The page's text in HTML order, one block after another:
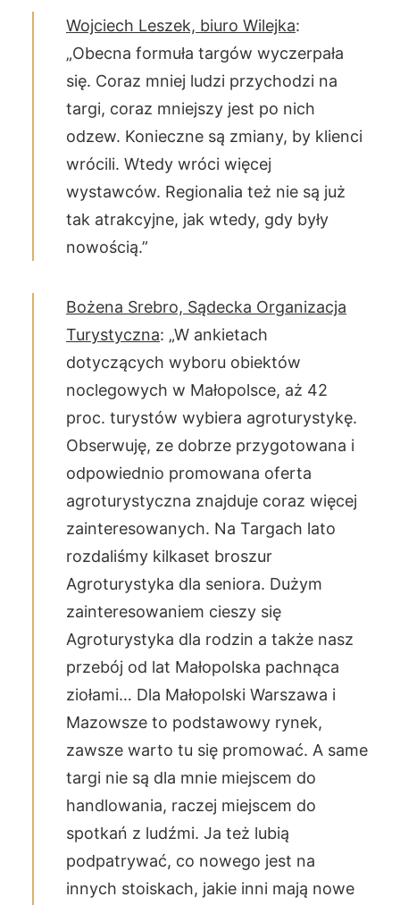
Wojciech Leszek, biuro Wilejka:
„Obecna formuła targów wyczerpała
się. Coraz mniej ludzi przychodzi na
targi, coraz mniejszy jest po nich
odzew. Konieczne są zmiany, by klienci
wrócili. Wtedy wróci więcej
wystawców. Regionalia też nie są już
tak atrakcyjne, jak wtedy, gdy były
nowością.”
Bożena Srebro, Sądecka Organizacja
Turystyczna: „W ankietach
dotyczących wyboru obiektów
noclegowych w Małopolsce, aż 42
proc. turystów wybiera agroturystykę.
Obserwuję, ze dobrze przygotowana i
odpowiednio promowana oferta
agroturystyczna znajduje coraz więcej
zainteresowanych. Na Targach lato
rozdaliśmy kilkaset broszur
Agroturystyka dla seniora. Dużym
zainteresowaniem cieszy się
Agroturystyka dla rodzin a także nasz
przebój od lat Małopolska pachnąca
ziołami… Dla Małopolski Warszawa i
Mazowsze to podstawowy rynek,
zawsze warto tu się promować. A same
targi nie są dla mnie miejscem do
handlowania, raczej miejscem do
spotkań z ludźmi. Ja też lubią
podpatrywać, co nowego jest na
innych stoiskach, jakie inni mają nowe